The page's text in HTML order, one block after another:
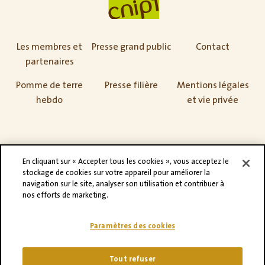
Les membres et
partenaires
Presse grand public Contact
Pomme de terre
hebdo
Presse filière
Mentions légales
et vie privée
Adveris
En cliquant sur « Accepter tous les cookies », vous acceptez le
stockage de cookies sur votre appareil pour améliorer la
navigation sur le site, analyser son utilisation et contribuer à
nos efforts de marketing.
Paramètres des cookies
Tout refuser